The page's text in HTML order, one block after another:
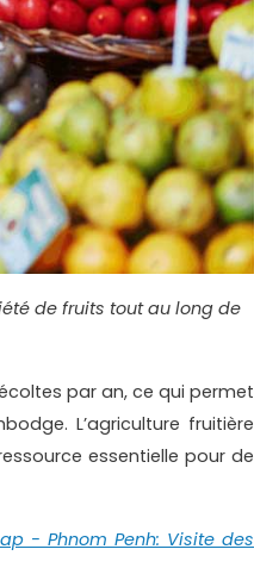
de fruits tout au long de
par an, ce qui permet
L’agriculture fruitière
essentielle pour de
- Phnom Penh: Visite des